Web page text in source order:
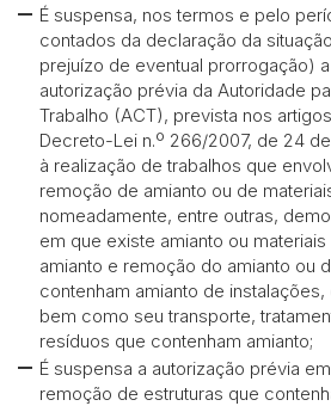
É suspensa, nos termos e pelo
contados da declaração da
prejuízo de eventual prorrogação)
autorização prévia da Autoridade
Trabalho (ACT), prevista nos artigos
Decreto-Lei n.º 266/2007, de 24
à realização de trabalhos que
remoção de amianto ou de
nomeadamente, entre outras,
em que existe amianto ou
amianto e remoção do amianto ou
contenham amianto de
bem como seu transporte,
resíduos que contenham amianto;
É suspensa a autorização prévia
remoção de estruturas que